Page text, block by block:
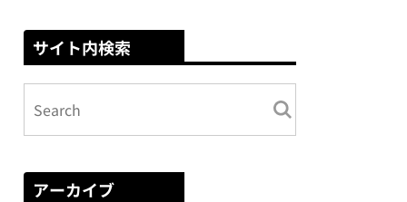
サイト内検索
アーカイブ